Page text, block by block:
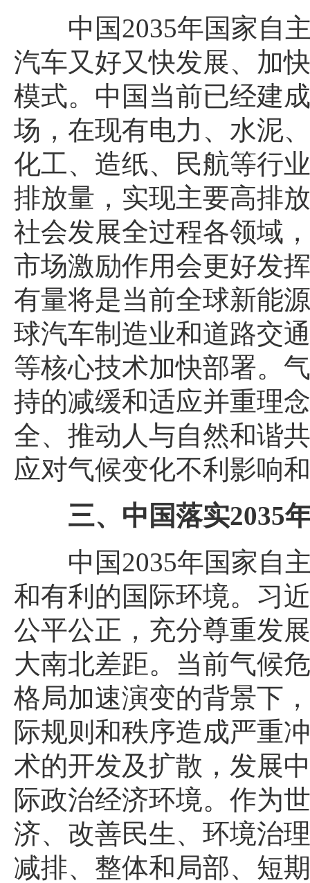
中国2035年国家自
汽车又好又快发展、加
模式。中国当前已经建
场，在现有电力、水泥
化工、造纸、民航等行
排放量，实现主要高排
社会发展全过程各领域
市场激励作用会更好发
有量将是当前全球新能
球汽车制造业和道路交
等核心技术加快部署。
持的减缓和适应并重理
全、推动人与自然和谐
应对气候变化不利影响
三、中国落实2035
中国2035年国家自
和有利的国际环境。习
公平公正，充分尊重发
大南北差距。当前气候
格局加速演变的背景下
际规则和秩序造成严重
术的开发及扩散，发展
际政治经济环境。作为
济、改善民生、环境治
减排、整体和局部、短